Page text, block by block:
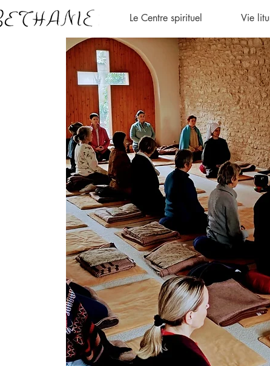
Le Centre spirituel Vie